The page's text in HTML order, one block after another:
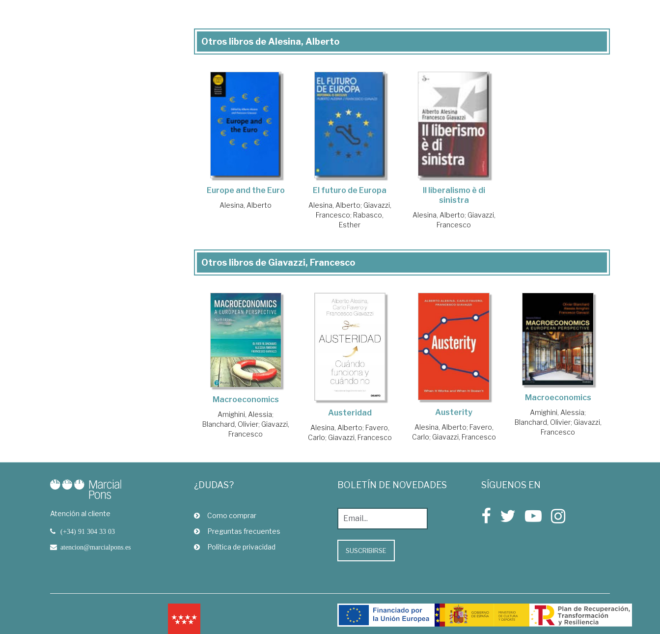
Otros libros de Alesina, Alberto
Europe and the Euro
Alesina, Alberto
El futuro de Europa
Alesina, Alberto; Giavazzi,
Francesco; Rabasco,
Esther
Il liberalismo è di
sinistra
Alesina, Alberto; Giavazzi,
Francesco
Otros libros de Giavazzi, Francesco
Macroeconomics
Amighini, Alessia;
Blanchard, Olivier; Giavazzi,
Francesco
Austeridad
Alesina, Alberto; Favero,
Carlo; Giavazzi, Francesco
Austerity
Alesina, Alberto; Favero,
Carlo; Giavazzi, Francesco
Macroeconomics
Amighini, Alessia;
Blanchard, Olivier; Giavazzi,
Francesco
Atención al cliente
(+34) 91 304 33 03
atencion@marcialpons.es
¿DUDAS?
Como comprar
Preguntas frecuentes
Política de privacidad
BOLETÍN DE NOVEDADES
SUSCRIBIRSE
SÍGUENOS EN